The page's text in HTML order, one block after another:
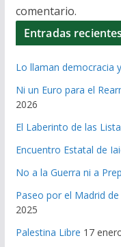
comentario.
Entradas recientes
Lo llaman democracia
Ni un Euro para el
2026
El Laberinto de las
Encuentro Estatal de
No a la Guerra ni a
Paseo por el Madrid
2025
Palestina Libre 17